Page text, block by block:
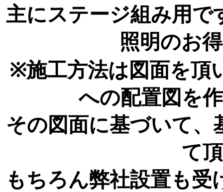
主にステージ組み用で
照明のお
※施工方法は図面を頂
への配置図を
その図面に基づいて、
て
もちろん弊社設置も